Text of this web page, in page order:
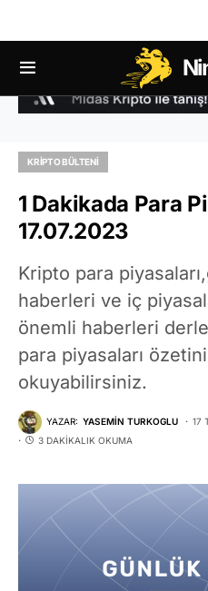
KRIPTO BÜLTENI
1 Dakikada Para
17.07.2023
Kripto para
haberleri ve iç
önemli haberleri
para piyasaları
okuyabilirsiniz.
YAZAR: YASEMIN TURKOGLU
17
3 DAKIKALIK OKUMA